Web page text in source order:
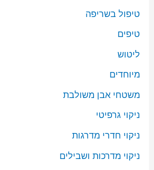
טיפול בשריפה
טיפים
ליטוש
מיוחדים
משטחי אבן משולבת
ניקוי גרפיטי
ניקוי חדרי מדרגות
ניקוי מדרכות ושבילים